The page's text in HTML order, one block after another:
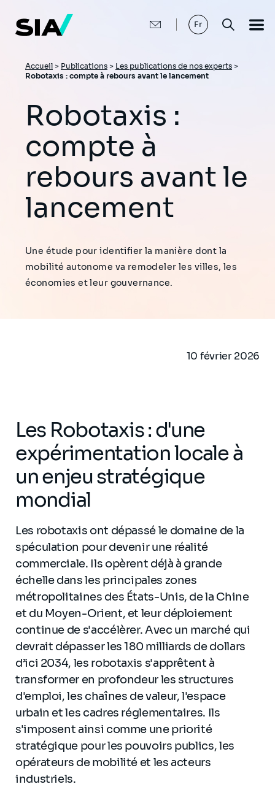
contenu
principal
Fr
Fil
Accueil > Publications > Les publications de nos experts >
Robotaxis : compte à rebours avant le lancement
Robotaxis :
compte à
rebours avant le
lancement
Une étude pour identifier la manière dont la
mobilité autonome va remodeler les villes, les
économies et leur gouvernance.
10 février 2026
Les Robotaxis : d'une
expérimentation locale à
un enjeu stratégique
mondial
Les robotaxis ont dépassé le domaine de la
spéculation pour devenir une réalité
commerciale. Ils opèrent déjà à grande
échelle dans les principales zones
métropolitaines des États-Unis, de la Chine
et du Moyen-Orient, et leur déploiement
continue de s'accélèrer. Avec un marché qui
devrait dépasser les 180 milliards de dollars
d’ici 2034, les robotaxis s'apprêtent à
transformer en profondeur les structures
d'emploi, les chaînes de valeur, l'espace
urbain et les cadres réglementaires. Ils
s'imposent ainsi comme une priorité
stratégique pour les pouvoirs publics, les
opérateurs de mobilité et les acteurs
industriels.